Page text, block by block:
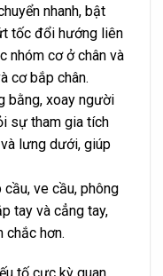
nhanh, bật
tốc đổi hướng liên
nhóm cơ ở chân và
cơ bắp chân.
bằng, xoay người
sự tham gia tích
lưng dưới, giúp
ve cầu, phông
tay và cẳng tay,
chắc hơn.